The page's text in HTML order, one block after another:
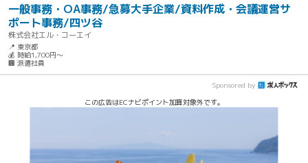
一般事務・OA事務/急募大手企業/資料作成・会議運営サ
ポート事務/四ツ谷
株式会社エル・コーエイ
📍 東京都
💰 時給1,700円～
🏢 派遣社員
Sponsored by
この広告はECナビポイント加算対象外です。